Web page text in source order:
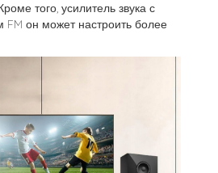
того, усилитель звука с
FM он может настроить более